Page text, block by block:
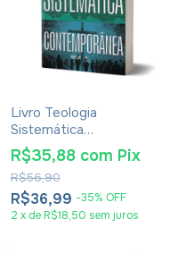
Livro Teologia
Sistemática
Contemporânea - Júlio
Andrade Ferreira
R$36,99 -35% OFF
R$56,90
R$35,88 com Pix
2 x de R$18,50 sem juros